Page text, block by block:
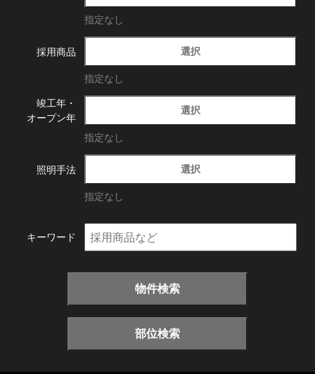
指定なし
採用商品 選択
指定なし
竣工年・
オープン年
選択
指定なし
照明手法 選択
指定なし
キーワード
物件検索
部位検索